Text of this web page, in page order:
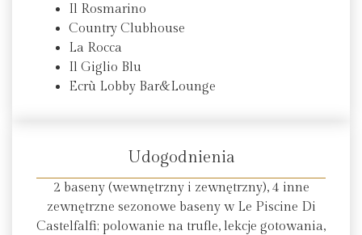
Il Rosmarino
Country Clubhouse
La Rocca
Il Giglio Blu
Ecrù Lobby Bar&Lounge
Udogodnienia
2 baseny (wewnętrzny i zewnętrzny), 4 inne
zewnętrzne sezonowe baseny w Le Piscine Di
Castelfalfi; polowanie na trufle, lekcje gotowania,